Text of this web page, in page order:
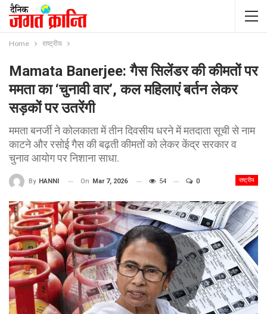
Home राष्ट्रीय
Mamata Banerjee: गैस सिलेंडर की कीमतों पर
ममता का ‘चुनावी वार’, कल महिलाएं बर्तन लेकर
सड़कों पर उतरेंगी
ममता बनर्जी ने कोलकाता में तीन दिवसीय धरने में मतदाता सूची से नाम
काटने और रसोई गैस की बढ़ती कीमतों को लेकर केंद्र सरकार व
चुनाव आयोग पर निशाना साधा.
राष्ट्रीय
By HANNI On Mar 7, 2026 54 0